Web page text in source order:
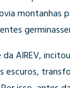
montanhas
AIREV,
escuros,